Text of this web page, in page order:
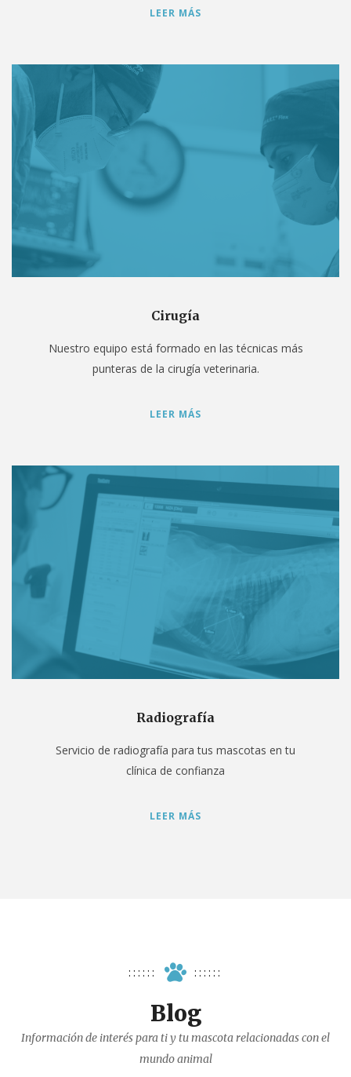
LEER MÁS
Cirugía
Nuestro equipo está formado en las técnicas más
punteras de la cirugía veterinaria.
LEER MÁS
Radiografía
Servicio de radiografía para tus mascotas en tu
clínica de confianza
LEER MÁS
Blog
Información de interés para ti y tu mascota relacionadas con el
mundo animal